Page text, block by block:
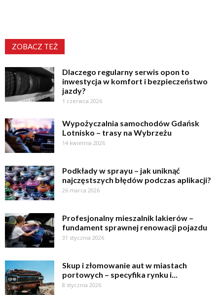
ZOBACZ TEŻ
Dlaczego regularny serwis opon to
inwestycja w komfort i bezpieczeństwo
jazdy?
1 czerwca 2026
Wypożyczalnia samochodów Gdańsk
Lotnisko – trasy na Wybrzeżu
14 kwietnia 2026
Podkłady w sprayu – jak uniknąć
najczęstszych błędów podczas aplikacji?
26 marca 2026
Profesjonalny mieszalnik lakierów –
fundament sprawnej renowacji pojazdu
31 stycznia 2026
Skup i złomowanie aut w miastach
portowych – specyfika rynku i...
8 stycznia 2026